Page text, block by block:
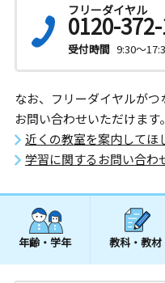
フリーダイヤル
0120-
受付時間 9:30～
なお、フリーダイヤルが
お問い合わせいただけます。
近くの教室を案内してほ
学習に関するお問い合わ
年齢・学年 教科・教材